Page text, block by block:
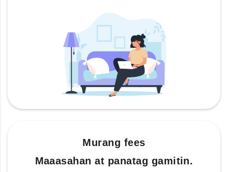
Murang fees
Maaasahan at panatag gamitin.